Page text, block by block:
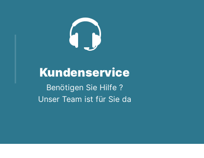
Kundenservice
Benötigen Sie Hilfe ?
Unser Team ist für Sie da